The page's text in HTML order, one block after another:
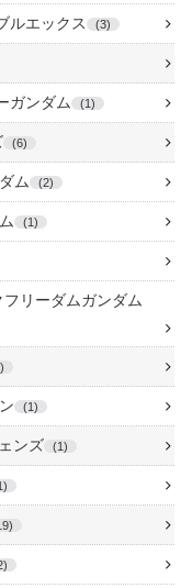
ルエックス 3
ガンダム 1
6
ム 2
1
リーダムガンダム
1
ンズ 1